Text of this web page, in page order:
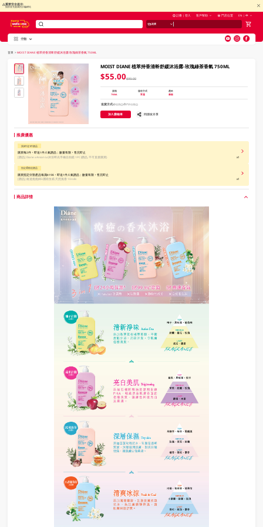
Valid Until 30 June 2026
重要安全提示:
慎防冒充惠康的詐騙網站
註冊 | 登入 客戶幫助 門店位置 EN | 中
送貨
分類
首頁 >MOIST DIANE 植萃持香清新舒緩沐浴露-玫瑰綠茶香氣 750ML
MOIST DIANE 植萃持香清新舒緩沐浴露-玫瑰綠茶香氣 750ML
$55.00$99.00
規格
750ML
儲存方式
常溫
產地
泰國
送貨方式 送貨 門市自取
加入購物車 同朋友分享
推廣優惠
買2件送1件贈品
購買每2件，即送1件人氣贈品；數量有限，售完即止
[贈品] Diane x Anson Lo沐浴時光手繪自拍鏡 1PC (贈品, 不可直接購買) x1
指定分類送贈品
購買指定分類產品每滿$198，即送1件人氣贈品；數量有限，售完即止
[贈品] 維達抱抱綿3層衛生紙-天然無香 10rolls x1
商品詳情